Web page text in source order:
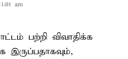
am
பற்றி விவாதிக்க
இருப்பதாகவும்,